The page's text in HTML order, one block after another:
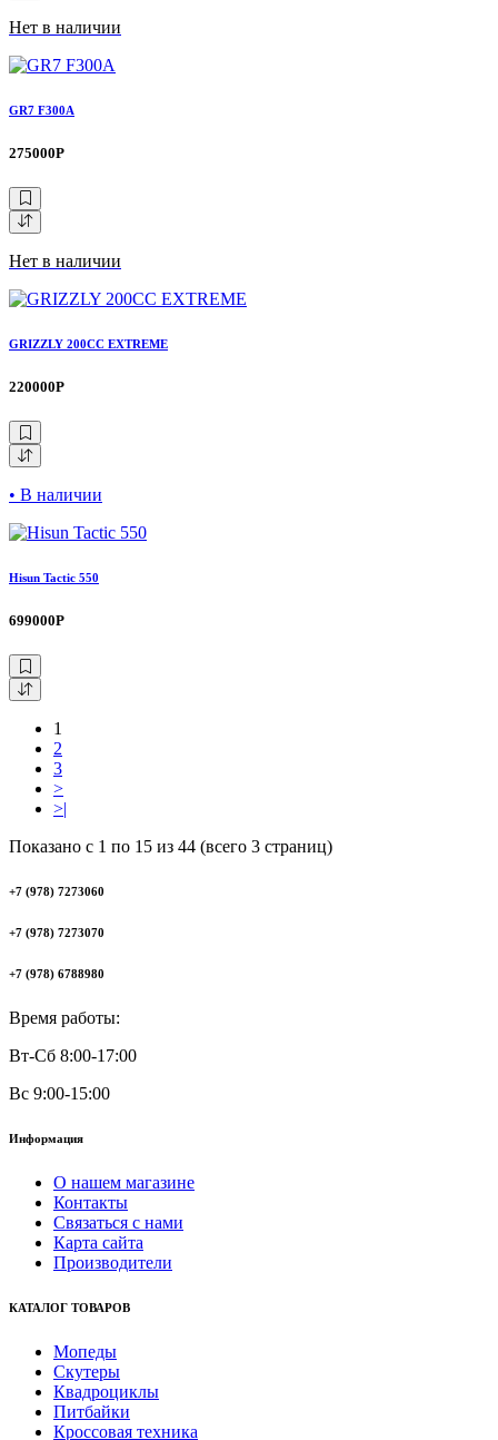
Нет в наличии
GR7 F300A
275000Р
Нет в наличии
GRIZZLY 200CC EXTREME
220000Р
• В наличии
Hisun Tactic 550
699000Р
1
2
3
>
>|
Показано с 1 по 15 из 44 (всего 3 страниц)
+7 (978) 7273060
+7 (978) 7273070
+7 (978) 6788980
Время работы:
Вт-Сб 8:00-17:00
Вс 9:00-15:00
Информация
О нашем магазине
Контакты
Связаться с нами
Карта сайта
Производители
КАТАЛОГ ТОВАРОВ
Мопеды
Скутеры
Квадроциклы
Питбайки
Кроссовая техника